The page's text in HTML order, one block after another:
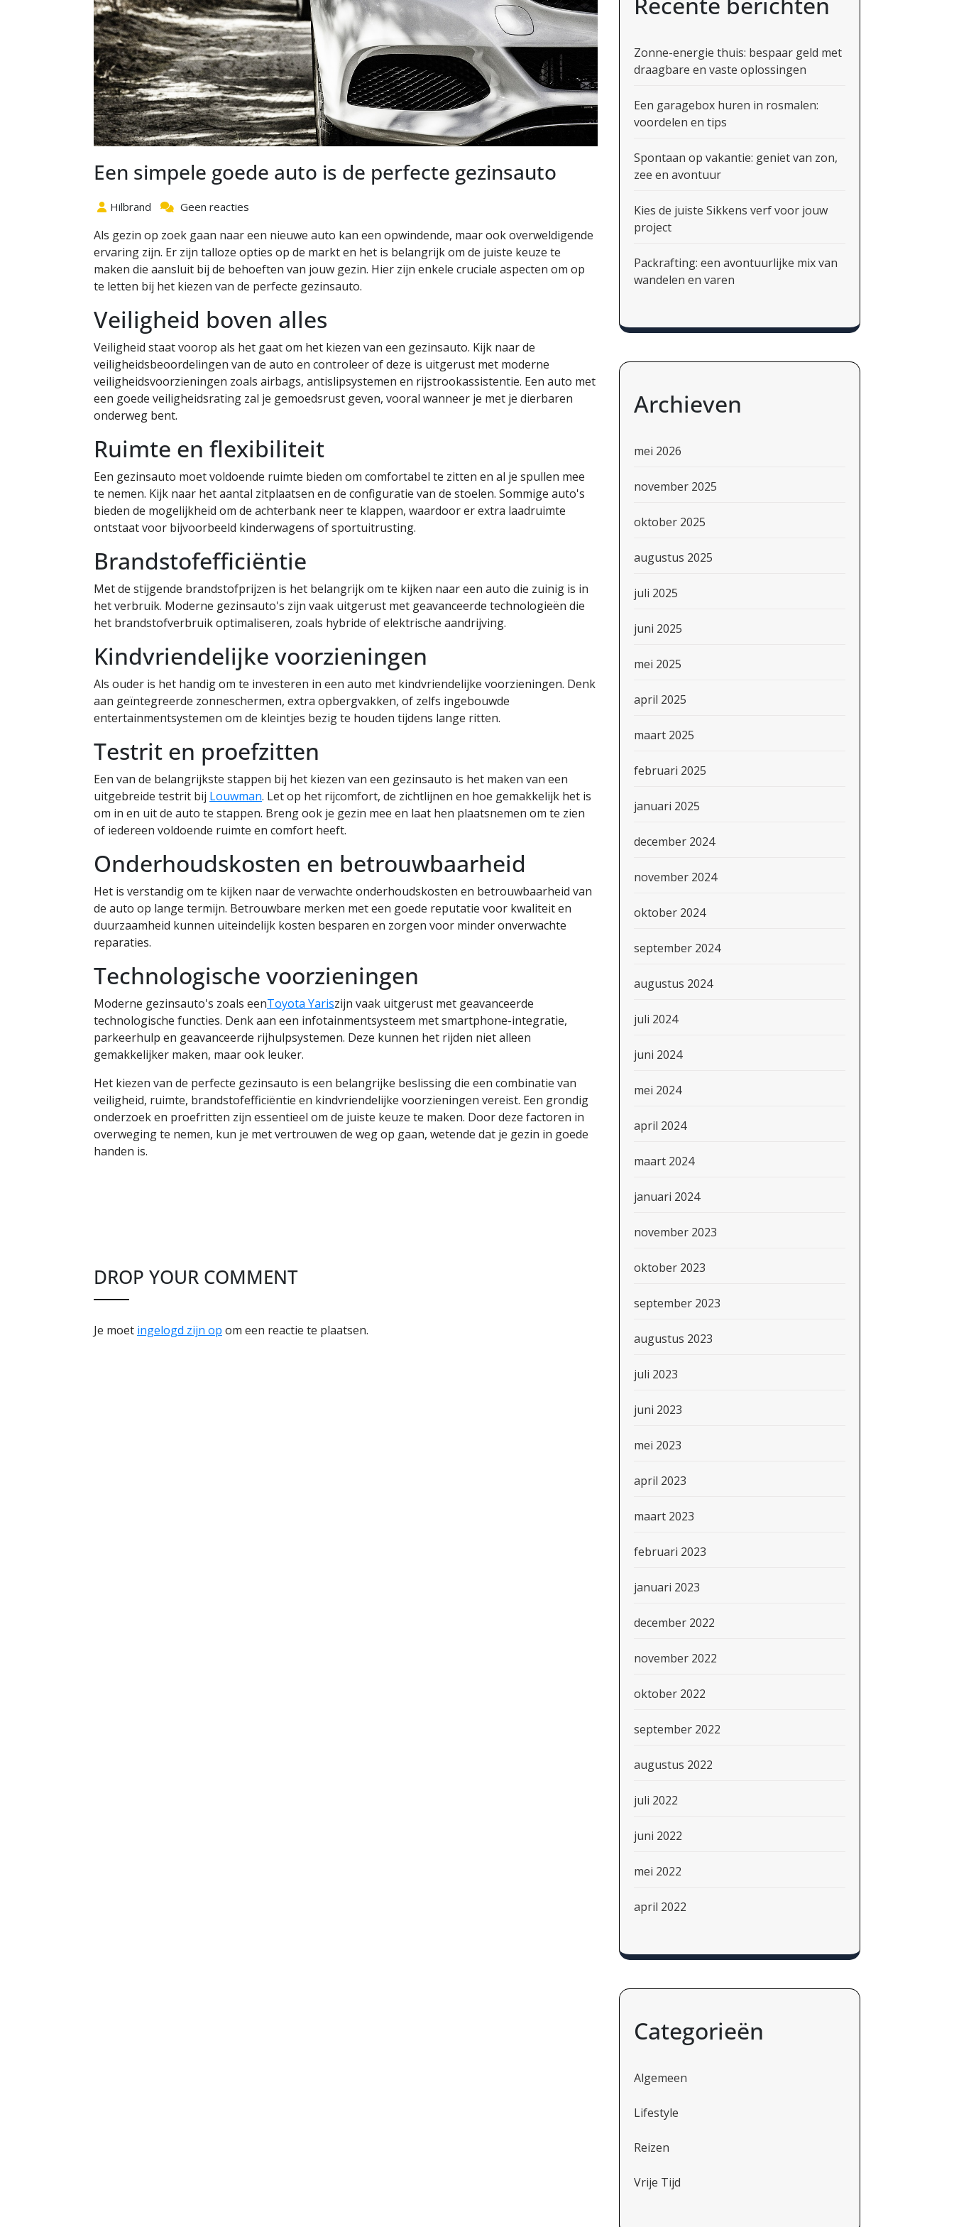
Een simpele goede auto is de perfecte gezinsauto
Hilbrand Geen reacties
Als gezin op zoek gaan naar een nieuwe auto kan een opwindende, maar ook overweldigende
ervaring zijn. Er zijn talloze opties op de markt en het is belangrijk om de juiste keuze te
maken die aansluit bij de behoeften van jouw gezin. Hier zijn enkele cruciale aspecten om op
te letten bij het kiezen van de perfecte gezinsauto.
Veiligheid boven alles
Veiligheid staat voorop als het gaat om het kiezen van een gezinsauto. Kijk naar de
veiligheidsbeoordelingen van de auto en controleer of deze is uitgerust met moderne
veiligheidsvoorzieningen zoals airbags, antislipsystemen en rijstrookassistentie. Een auto met
een goede veiligheidsrating zal je gemoedsrust geven, vooral wanneer je met je dierbaren
onderweg bent.
Ruimte en flexibiliteit
Een gezinsauto moet voldoende ruimte bieden om comfortabel te zitten en al je spullen mee
te nemen. Kijk naar het aantal zitplaatsen en de configuratie van de stoelen. Sommige auto's
bieden de mogelijkheid om de achterbank neer te klappen, waardoor er extra laadruimte
ontstaat voor bijvoorbeeld kinderwagens of sportuitrusting.
Brandstofefficiëntie
Met de stijgende brandstofprijzen is het belangrijk om te kijken naar een auto die zuinig is in
het verbruik. Moderne gezinsauto's zijn vaak uitgerust met geavanceerde technologieën die
het brandstofverbruik optimaliseren, zoals hybride of elektrische aandrijving.
Kindvriendelijke voorzieningen
Als ouder is het handig om te investeren in een auto met kindvriendelijke voorzieningen. Denk
aan geïntegreerde zonneschermen, extra opbergvakken, of zelfs ingebouwde
entertainmentsystemen om de kleintjes bezig te houden tijdens lange ritten.
Testrit en proefzitten
Een van de belangrijkste stappen bij het kiezen van een gezinsauto is het maken van een
uitgebreide testrit bij Louwman. Let op het rijcomfort, de zichtlijnen en hoe gemakkelijk het is
om in en uit de auto te stappen. Breng ook je gezin mee en laat hen plaatsnemen om te zien
of iedereen voldoende ruimte en comfort heeft.
Onderhoudskosten en betrouwbaarheid
Het is verstandig om te kijken naar de verwachte onderhoudskosten en betrouwbaarheid van
de auto op lange termijn. Betrouwbare merken met een goede reputatie voor kwaliteit en
duurzaamheid kunnen uiteindelijk kosten besparen en zorgen voor minder onverwachte
reparaties.
Technologische voorzieningen
Moderne gezinsauto's zoals eenToyota Yariszijn vaak uitgerust met geavanceerde
technologische functies. Denk aan een infotainmentsysteem met smartphone-integratie,
parkeerhulp en geavanceerde rijhulpsystemen. Deze kunnen het rijden niet alleen
gemakkelijker maken, maar ook leuker.
Het kiezen van de perfecte gezinsauto is een belangrijke beslissing die een combinatie van
veiligheid, ruimte, brandstofefficiëntie en kindvriendelijke voorzieningen vereist. Een grondig
onderzoek en proefritten zijn essentieel om de juiste keuze te maken. Door deze factoren in
overweging te nemen, kun je met vertrouwen de weg op gaan, wetende dat je gezin in goede
handen is.
DROP YOUR COMMENT
Je moet ingelogd zijn op om een reactie te plaatsen.
Zonne-energie thuis: bespaar geld met
draagbare en vaste oplossingen
Een garagebox huren in rosmalen:
voordelen en tips
Spontaan op vakantie: geniet van zon,
zee en avontuur
Kies de juiste Sikkens verf voor jouw
project
Packrafting: een avontuurlijke mix van
wandelen en varen
Archieven
mei 2026
november 2025
oktober 2025
augustus 2025
juli 2025
juni 2025
mei 2025
april 2025
maart 2025
februari 2025
januari 2025
december 2024
november 2024
oktober 2024
september 2024
augustus 2024
juli 2024
juni 2024
mei 2024
april 2024
maart 2024
januari 2024
november 2023
oktober 2023
september 2023
augustus 2023
juli 2023
juni 2023
mei 2023
april 2023
maart 2023
februari 2023
januari 2023
december 2022
november 2022
oktober 2022
september 2022
augustus 2022
juli 2022
juni 2022
mei 2022
april 2022
Categorieën
Algemeen
Lifestyle
Reizen
Vrije Tijd